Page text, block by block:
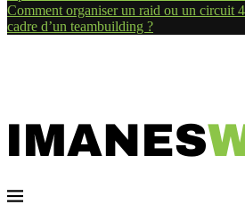
Comment organiser un raid ou un circuit
cadre d’un teambuilding ?